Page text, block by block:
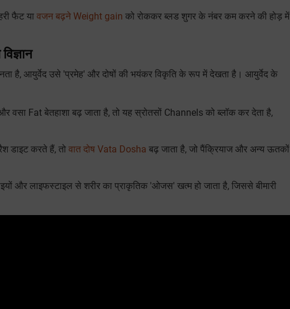
फैट या वजन बढ़ने Weight gain को रोककर ब्लड शुगर के नंबर कम करने की होड़ में
है, आयुर्वेद उसे 'प्रमेह' और दोषों की भयंकर विकृति के रूप में देखता है। आयुर्वेद के
Fat बेतहाशा बढ़ जाता है, तो यह स्रोतसों Channels को ब्लॉक कर देता है,
डाइट करते हैं, तो वात दोष Vata Dosha बढ़ जाता है, जो पैंक्रियाज और अन्य ऊतकों
और लाइफस्टाइल से शरीर का प्राकृतिक 'ओजस' खत्म हो जाता है, जिससे बीमारी